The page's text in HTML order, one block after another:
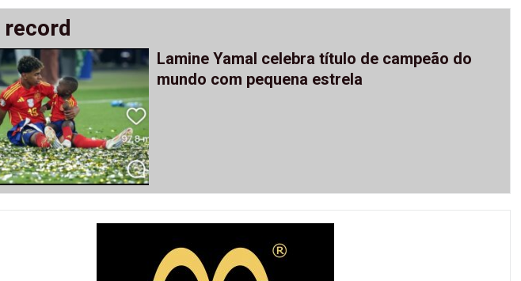
Lamine Yamal celebra título de campeão do
mundo com pequena estrela